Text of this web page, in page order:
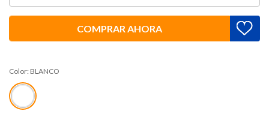
COMPRAR AHORA
Color: BLANCO